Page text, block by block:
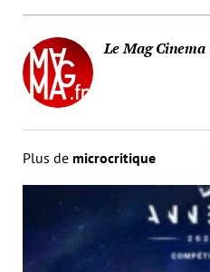
Le Mag Cinema
Plus de microcritique